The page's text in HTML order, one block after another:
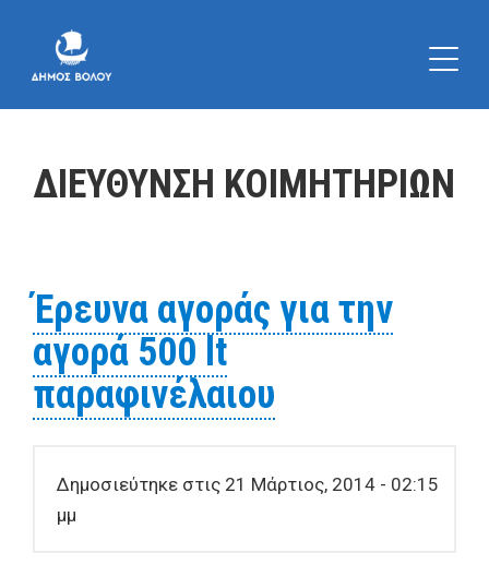
ΔΙΕΥΘΥΝΣΗ ΚΟΙΜΗΤΗΡΙΩΝ
Έρευνα αγοράς για την
αγορά 500 lt
παραφινέλαιου
Δημοσιεύτηκε στις 21 Μάρτιος, 2014 - 02:15
μμ